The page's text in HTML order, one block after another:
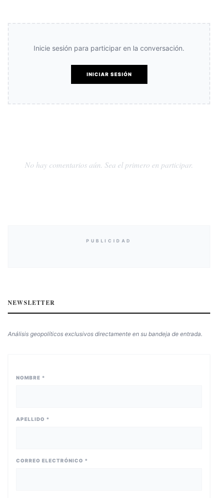
Inicie sesión para participar en la conversación.
INICIAR SESIÓN
No hay comentarios aún. Sea el primero en participar.
PUBLICIDAD
NEWSLETTER
Análisis geopolíticos exclusivos directamente en su bandeja de entrada.
NOMBRE *
APELLIDO *
CORREO ELECTRÓNICO *